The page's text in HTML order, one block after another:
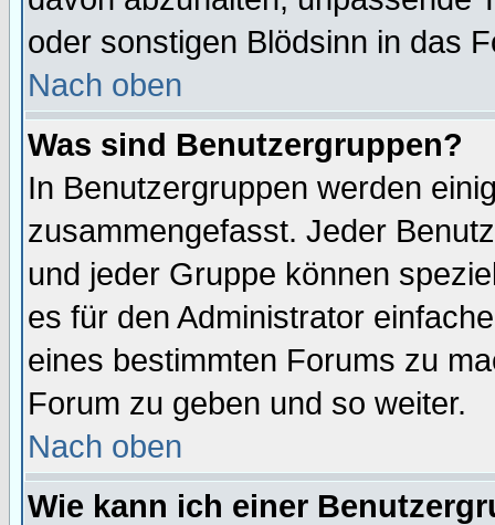
oder sonstigen Blödsinn in das
Nach oben
Was sind Benutzergruppen?
In Benutzergruppen werden
zusammengefasst. Jeder
und jeder Gruppe können
es für den Administrator
eines bestimmten Forums zu
Forum zu geben und so weiter.
Nach oben
Wie kann ich einer